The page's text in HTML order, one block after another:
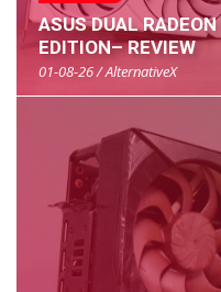
ASUS DUAL
EDITION– REVIEW
01-08-26 / AlternativeX